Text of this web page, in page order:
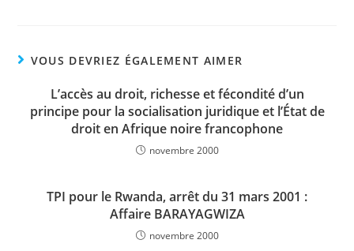
VOUS DEVRIEZ ÉGALEMENT AIMER
L’accès au droit, richesse et fécondité d’un
principe pour la socialisation juridique et l’État de
droit en Afrique noire francophone
novembre 2000
TPI pour le Rwanda, arrêt du 31 mars 2001 :
Affaire BARAYAGWIZA
novembre 2000